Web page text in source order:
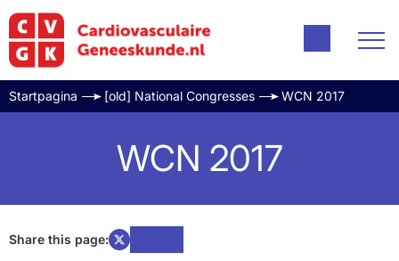
Startpagina [old] National Congresses WCN 2017
WCN 2017
Share this page: